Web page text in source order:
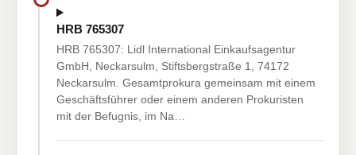
HRB 765307
HRB 765307: Lidl International Einkaufsagentur
GmbH, Neckarsulm, Stiftsbergstraße 1, 74172
Neckarsulm. Gesamtprokura gemeinsam mit einem
Geschäftsführer oder einem anderen Prokuristen
mit der Befugnis, im Na…